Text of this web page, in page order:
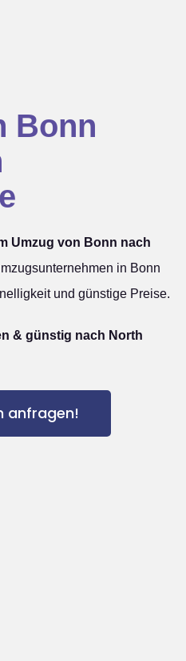
Bonn
Umzug von Bonn nach
in Bonn
und günstige Preise.
& günstig nach North
anfragen!